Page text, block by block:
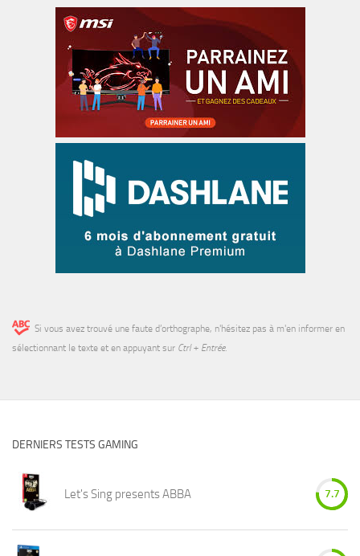
Si vous avez trouvé une faute d’orthographe, n'hésitez pas à m'en informer en
sélectionnant le texte et en appuyant sur Ctrl + Entrée.
DERNIERS TESTS GAMING
Let's Sing presents ABBA 7.7